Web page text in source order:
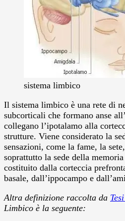
sistema limbico
Il sistema limbico è una rete di
subcorticali che formano anse
collegano l’ipotalamo alla
strutture. Viene considerato la
sensazioni, come la fame, la
soprattutto la sede della
costituito dalla corteccia
basale, dall’ippocampo e
Altra definizione raccolta da
Limbico è la seguente: